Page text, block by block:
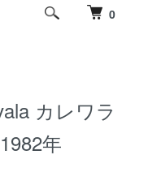
0
カレワラ
年